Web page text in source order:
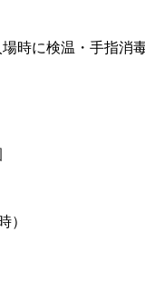
時に検温・手指消
）